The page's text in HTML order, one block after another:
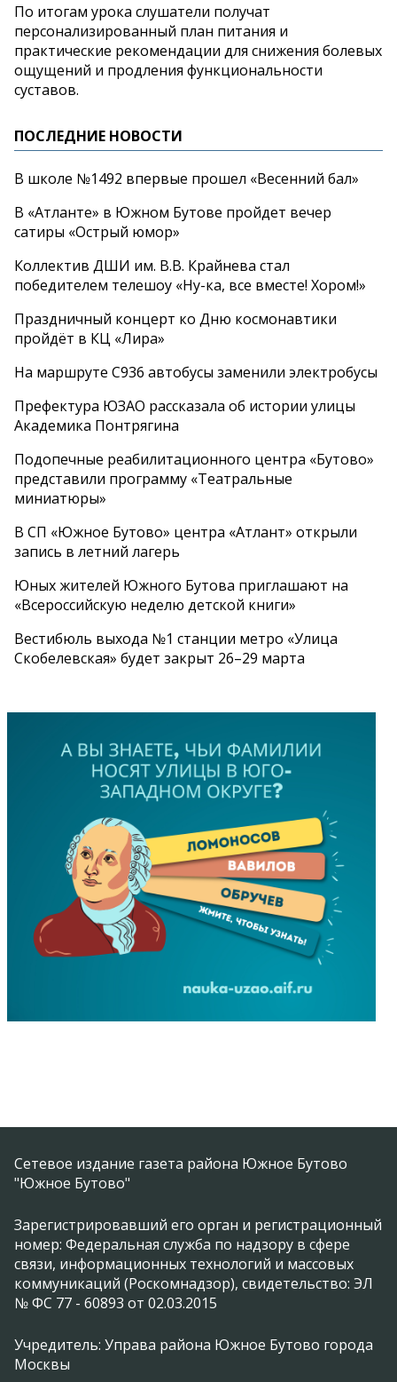
По итогам урока слушатели получат
персонализированный план питания и
практические рекомендации для снижения болевых
ощущений и продления функциональности
суставов.
ПОСЛЕДНИЕ НОВОСТИ
В школе №1492 впервые прошел «Весенний бал»
В «Атланте» в Южном Бутове пройдет вечер
сатиры «Острый юмор»
Коллектив ДШИ им. В.В. Крайнева стал
победителем телешоу «Ну-ка, все вместе! Хором!»
Праздничный концерт ко Дню космонавтики
пройдёт в КЦ «Лира»
На маршруте С936 автобусы заменили электробусы
Префектура ЮЗАО рассказала об истории улицы
Академика Понтрягина
Подопечные реабилитационного центра «Бутово»
представили программу «Театральные
миниатюры»
В СП «Южное Бутово» центра «Атлант» открыли
запись в летний лагерь
Юных жителей Южного Бутова приглашают на
«Всероссийскую неделю детской книги»
Вестибюль выхода №1 станции метро «Улица
Скобелевская» будет закрыт 26–29 марта
Сетевое издание газета района Южное Бутово
"Южное Бутово"
Зарегистрировавший его орган и регистрационный
номер: Федеральная служба по надзору в сфере
связи, информационных технологий и массовых
коммуникаций (Роскомнадзор), свидетельство: ЭЛ
№ ФС 77 - 60893 от 02.03.2015
Учредитель: Управа района Южное Бутово города
Москвы